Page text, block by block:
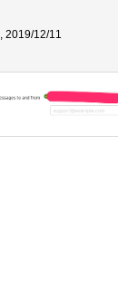
, 2019/12/11